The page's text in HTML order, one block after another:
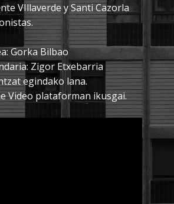
VIllaverde y Santi Cazorla
Gorka Bilbao
Zigor Etxebarria
egindako lana.
Video plataforman ikusgai.